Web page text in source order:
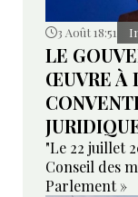
3 Août 18:51
LE
ŒUVRE À
"Le 22 juillet
Conseil des
Parlement »